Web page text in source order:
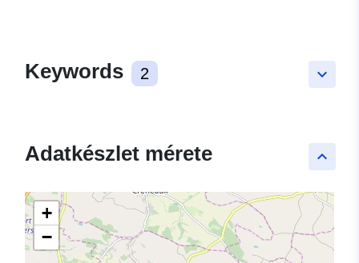
keyboard_arrow_down
Keywords 2
keyboard_arrow_up
Adatkészlet mérete
+
−